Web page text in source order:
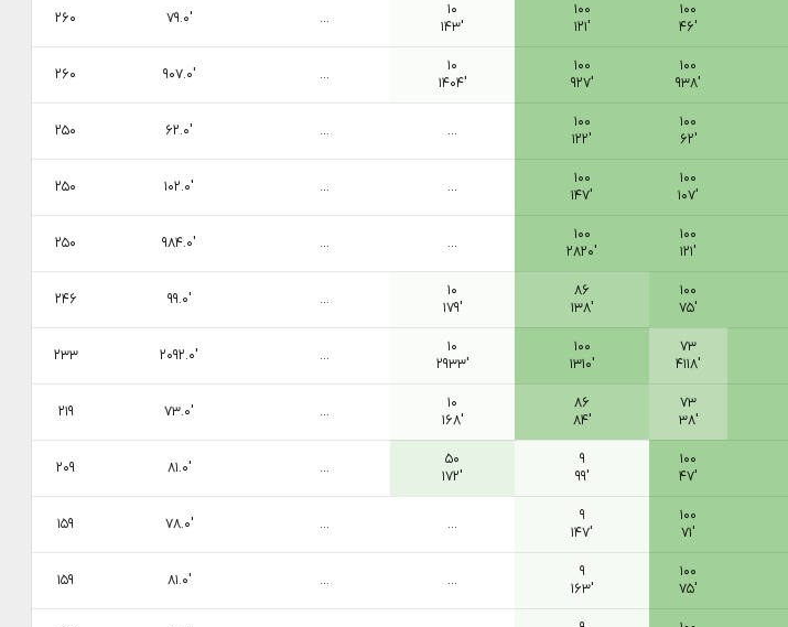
۱۰۰
۴۶′
۱۰۰
۱۲۱′
۱۰
۱۴۳′
... ۷۹.۰′ ۲۶۰
۱۰۰
۹۳۸′
۱۰۰
۹۲۷′
۱۰
۱۴۰۴′
... ۹۰۷.۰′ ۲۶۰
۱۰۰
۶۲′
۱۰۰
۱۲۲′
...
... ۶۲.۰′ ۲۵۰
۱۰۰
۱۰۷′
۱۰۰
۱۴۷′
...
... ۱۰۲.۰′ ۲۵۰
۱۰۰
۱۲۱′
۱۰۰
۲۸۲۰′
...
... ۹۸۴.۰′ ۲۵۰
۱۰۰
۷۵′
۸۶
۱۳۸′
۱۰
۱۷۹′
... ۹۹.۰′ ۲۴۶
۷۳
۴۱۱۸′
۱۰۰
۱۳۱۰′
۱۰
۲۹۳۳′
... ۲۰۹۲.۰′ ۲۳۳
۷۳
۳۸′
۸۶
۸۴′
۱۰
۱۶۸′
... ۷۳.۰′ ۲۱۹
۱۰۰
۴۷′
۹
۹۹′
۵۰
۱۷۲′
... ۸۱.۰′ ۲۰۹
۱۰۰
۷۱′
۹
۱۴۷′
...
... ۷۸.۰′ ۱۵۹
۱۰۰
۷۵′
۹
۱۶۳′
...
... ۸۱.۰′ ۱۵۹